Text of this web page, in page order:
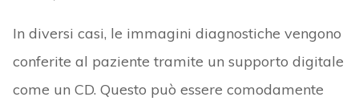
In diversi casi, le immagini diagnostiche vengono
conferite al paziente tramite un supporto digitale
come un CD. Questo può essere comodamente